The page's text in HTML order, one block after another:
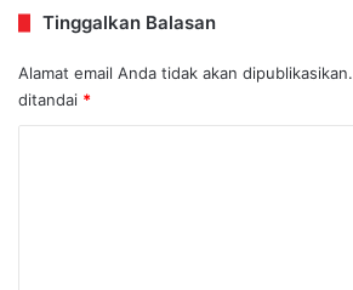
Tinggalkan Balasan
Alamat email Anda tidak akan dipublikasikan.
ditandai *